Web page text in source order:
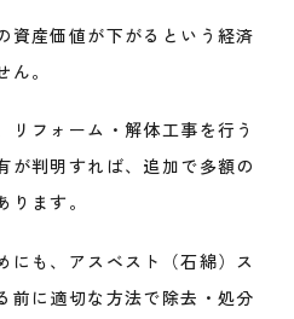
資産価値が下がるという経済
。
フォーム・解体工事を行う
が判明すれば、追加で多額の
ます。
にも、アスベスト（石綿）ス
前に適切な方法で除去・処分